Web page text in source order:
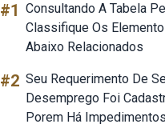
#1 Consultando A Tabela
Classifique Os
Abaixo Relacionados
#2 Seu Requerimento De
Desemprego Foi
Porem Há Impedimentos